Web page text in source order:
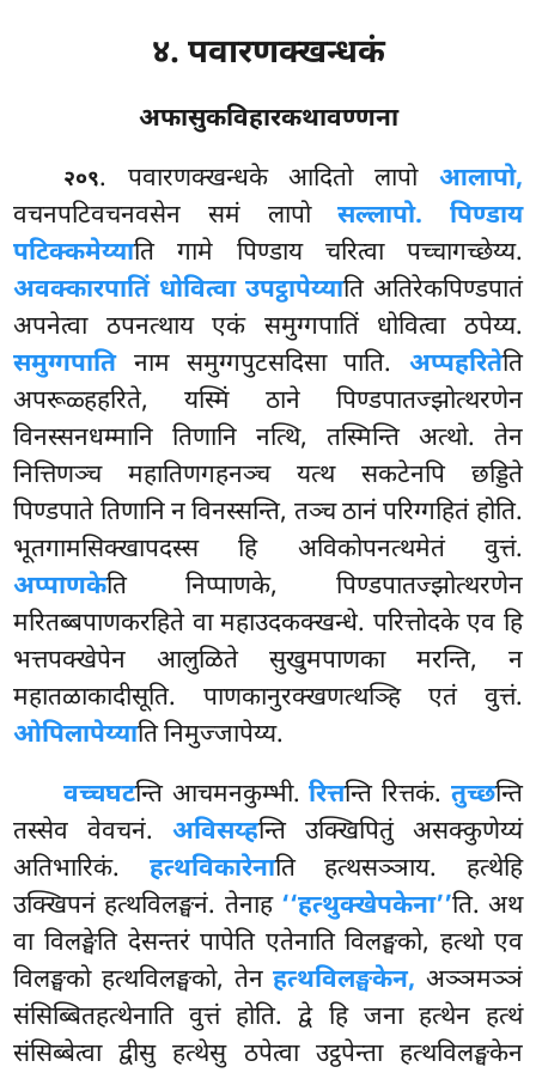
४. पवारणक्खन्धकं
अफासुकविहारकथावण्णना
२०९. पवारणक्खन्धकेआदितो लापो आलापो,
वचनपटिवचनवसेन समं लापोसल्लापो. पिण्डाय
पटिक्कमेय्याति गामे पिण्डाय चरित्वा पच्चागच्छेय्य.
अवक्कारपातिं धोवित्वा उपट्ठापेय्याति अतिरेकपिण्डपातं
अपनेत्वा ठपनत्थाय एकं समुग्गपातिं धोवित्वा ठपेय्य.
समुग्गपातिनाम समुग्गपुटसदिसा पाति. अप्पहरितेति
अपरूळ्हहरिते, यस्मिं ठाने पिण्डपातज्झोत्थरणेन
विनस्सनधम्मानि तिणानि नत्थि, तस्मिन्ति अत्थो. तेन
नित्तिणञ्च महातिणगहनञ्च यत्थ सकटेनपि छड्डिते
पिण्डपाते तिणानि न विनस्सन्ति, तञ्च ठानं परिग्गहितं होति.
भूतगामसिक्खापदस्स हि अविकोपनत्थमेतं वुत्तं.
अप्पाणकेति निप्पाणके, पिण्डपातज्झोत्थरणेन
मरितब्बपाणकरहिते वा महाउदकक्खन्धे. परित्तोदके एव हि
भत्तपक्खेपेन आलुळिते सुखुमपाणका मरन्ति, न
महातळाकादीसूति. पाणकानुरक्खणत्थञ्हि एतं वुत्तं.
ओपिलापेय्याति निमुज्जापेय्य.
वच्चघटन्ति आचमनकुम्भी.रित्तन्ति रित्तकं. तुच्छन्ति
तस्सेव वेवचनं. अविसय्हन्ति उक्खिपितुं असक्कुणेय्यं
अतिभारिकं. हत्थविकारेनाति हत्थसञ्ञाय. हत्थेहि
उक्खिपनं हत्थविलङ्घनं. तेनाह ‘‘हत्थुक्खेपकेना’’ति. अथ
वा विलङ्घेति देसन्तरं पापेति एतेनाति विलङ्घको, हत्थो एव
विलङ्घको हत्थविलङ्घको, तेनहत्थविलङ्घकेन, अञ्ञमञ्ञं
संसिब्बितहत्थेनाति वुत्तं होति. द्वे हि जना हत्थेन हत्थं
संसिब्बेत्वा द्वीसु हत्थेसु ठपेत्वा उट्ठपेन्ता हत्थविलङ्घकेन